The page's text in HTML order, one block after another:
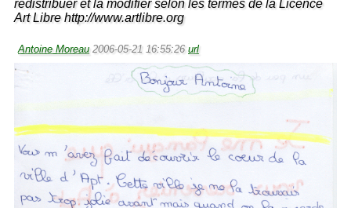
redistribuer et la modifier selon les termes de la Licence
Art Libre http://www.artlibre.org
Antoine Moreau 2006-05-21 16:55:26 url